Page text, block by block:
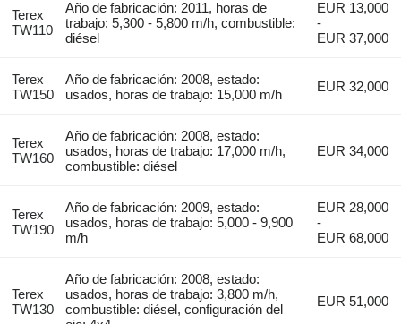
Terex
TW110
Año de fabricación: 2011, horas de
trabajo: 5,300 - 5,800 m/h, combustible:
diésel
EUR 13,000
-
EUR 37,000
Terex
TW150
Año de fabricación: 2008, estado:
usados, horas de trabajo: 15,000 m/h
EUR 32,000
Terex
TW160
Año de fabricación: 2008, estado:
usados, horas de trabajo: 17,000 m/h,
combustible: diésel
EUR 34,000
Terex
TW190
Año de fabricación: 2009, estado:
usados, horas de trabajo: 5,000 - 9,900
m/h
EUR 28,000
-
EUR 68,000
Terex
TW130
Año de fabricación: 2008, estado:
usados, horas de trabajo: 3,800 m/h,
combustible: diésel, configuración del
EUR 51,000